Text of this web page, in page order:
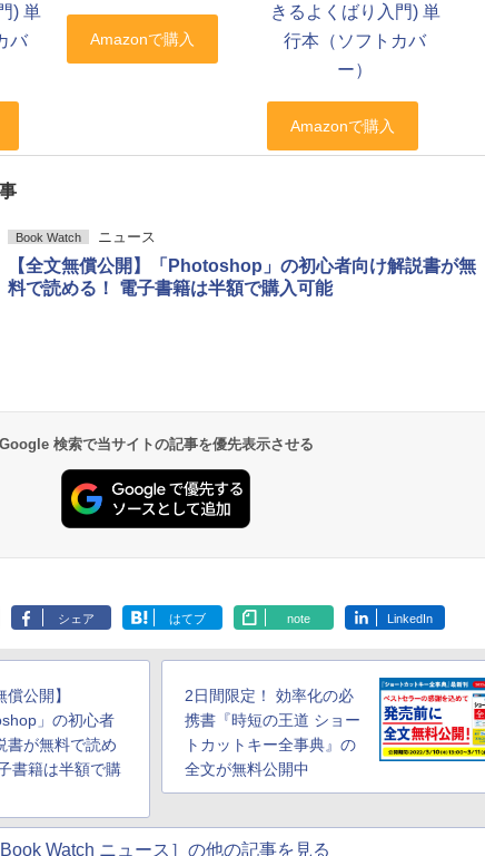
) 単
バ
きるよくばり入門) 単
行本（ソフトカバ
ー）
Book Watch ニュース
【全文無償公開】「Photoshop」の初心者向け解説書が無
料で読める！ 電子書籍は半額で購入可能
Google 検索で当サイトの記事を優先表示させる
シェア はてブ note LinkedIn
償公開】
」の初心者
書が無料で読め
書籍は半額で購
2日間限定！ 効率化の必
携書『時短の王道 ショー
トカットキー全事典』の
全文が無料公開中
Book Watch ニュース］の他の記事を見る